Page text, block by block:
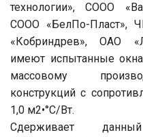
технологии», СООО
СООО «БелПо-Пласт»,
«Кобриндрев», ОАО
имеют испытанные окна
массовому
конструкций с
1,0 м2•°С/Вт.
Сдерживает